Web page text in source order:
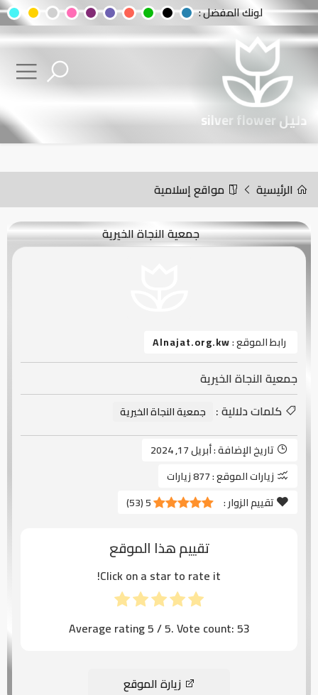
لونك المفضل :
دليل silver flower
الرئيسية مواقع إسلامية
جمعية النجاة الخيرية
رابط الموقع :Alnajat.org.kw
جمعية النجاة الخيرية
كلمات دلالية :
جمعية النجاة الخيرية
تاريخ الإضافة :أبريل 17, 2024
زيارات الموقع :877 زيارات
تقييم الزوار :
5
(
53
)
تقييم هذا الموقع
Click on a star to rate it!
Average rating5/ 5. Vote count:53
زيارة الموقع